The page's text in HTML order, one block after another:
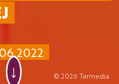
↓
© 2026 Termedia